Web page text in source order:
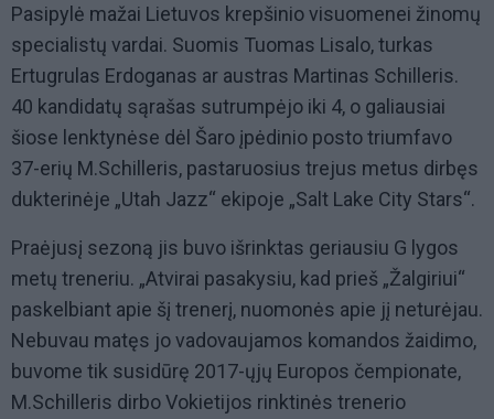
Pasipylė mažai Lietuvos krepšinio visuomenei žinomų
specialistų vardai. Suomis Tuomas Lisalo, turkas
Ertugrulas Erdoganas ar austras Martinas Schilleris.
40 kandidatų sąrašas sutrumpėjo iki 4, o galiausiai
šiose lenktynėse dėl Šaro įpėdinio posto triumfavo
37-erių M.Schilleris, pastaruosius trejus metus dirbęs
dukterinėje „Utah Jazz“ ekipoje „Salt Lake City Stars“.
Praėjusį sezoną jis buvo išrinktas geriausiu G lygos
metų treneriu. „Atvirai pasakysiu, kad prieš „Žalgiriui“
paskelbiant apie šį trenerį, nuomonės apie jį neturėjau.
Nebuvau matęs jo vadovaujamos komandos žaidimo,
buvome tik susidūrę 2017-ųjų Europos čempionate,
M.Schilleris dirbo Vokietijos rinktinės trenerio